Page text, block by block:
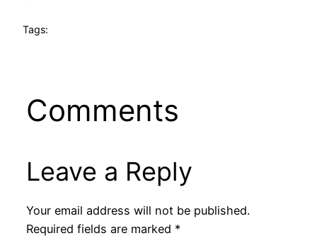
Tags:
Comments
Leave a Reply
Your email address will not be published.
Required fields are marked *